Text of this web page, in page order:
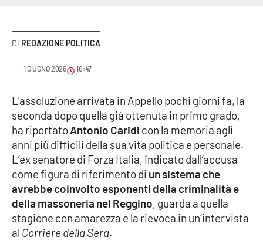
Meteo
VIDEO
Ambiente
Cronaca
Cultura
Economia e Lavoro
REDAZIONE POLITICA
1 GIUGNO 2026 10:47
L’assoluzione arrivata in Appello pochi giorni fa, la
seconda dopo quella già ottenuta in primo grado,
ha riportatoAntonio Caridi con la memoria agli
anni più difficili della sua vita politica e personale.
L’ex senatore di Forza Italia, indicato dall’accusa
come figura di riferimento di un sistema che
avrebbe coinvolto esponenti della criminalità e
della massoneria nel Reggino, guarda a quella
stagione con amarezza e la rievoca in un’intervista
al Corriere della Sera.